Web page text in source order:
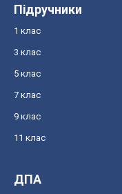
Підручники
1 клас
3 клас
5 клас
7 клас
9 клас
11 клас
ДПА